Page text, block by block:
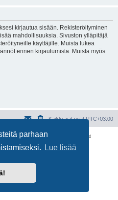
parhaan
Lue lisää
kirjautua sisään. Rekisteröityminen
mahdollisuuksia. Sivuston ylläpitäjä
käyttäjille. Muista lukea
ennen kirjautumista. Muista myös
Kaikki ajat ovatUTC+03:00
® Forum Software © phpBB Limited
(lurttinen, harritapio, Pettis)